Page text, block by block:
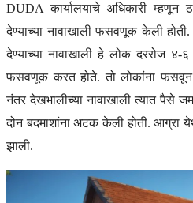
DUDA कार्यालयाचे अधिकारी म्हणून
देण्याच्या नावाखाली फसवणूक केली
देण्याच्या नावाखाली हे लोक दररोज
फसवणूक करत होते. तो लोकांना फसवून
नंतर देखभालीच्या नावाखाली त्यात पैसे
दोन बदमाशांना अटक केली होती. आग्रा
झाली.